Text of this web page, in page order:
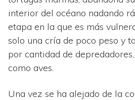
interior del océano nadando
etapa en la que es más
solo una cría de poco peso y
por cantidad de
como aves.
Una vez se ha alejado de la